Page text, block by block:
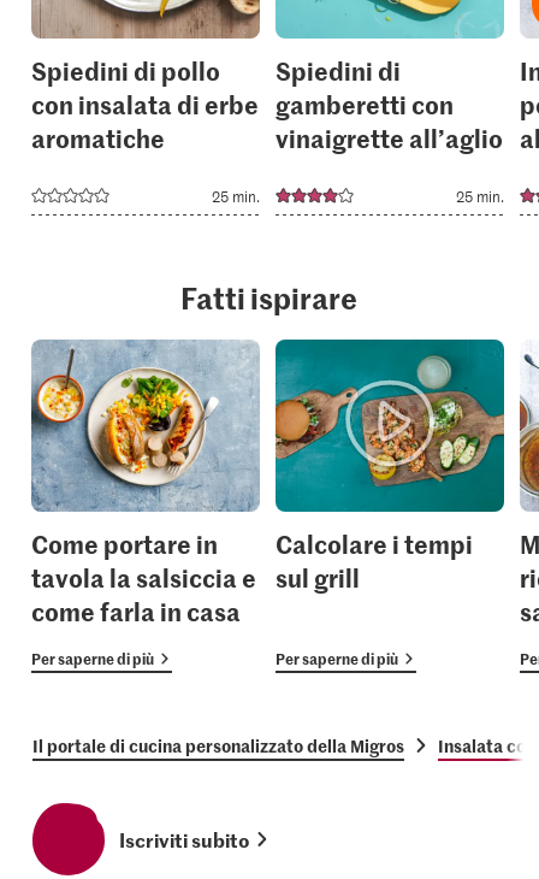
Spiedini di pollo
con insalata di erbe
aromatiche
25 min.
Spiedini di
gamberetti con
vinaigrette all’aglio
25 min.
Fatti ispirare
Come portare in
tavola la salsiccia e
come farla in casa
Per saperne di più
Calcolare i tempi
sul grill
Per saperne di più
Il portale di cucina personalizzato della Migros Insalata
Iscriviti subito